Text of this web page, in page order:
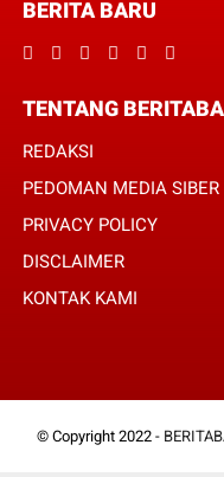
BERITA BARU
TENTANG
REDAKSI
PEDOMAN MEDIA SIBER
PRIVACY POLICY
DISCLAIMER
KONTAK KAMI
© Copyright 2022 -